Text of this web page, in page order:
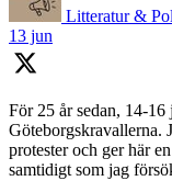
Litteratur &
13 jun
För 25 år sedan, 14-
Göteborgskravallerna.
protester och ger här
samtidigt som jag